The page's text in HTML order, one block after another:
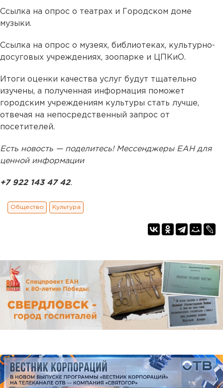
Ссылка на опрос о театрах и Городском доме
музыки.
Ссылка на опрос о музеях, библиотеках, культурно-
досуговых учреждениях, зоопарке и ЦПКиО.
Итоги оценки качества услуг будут тщательно
изучены, а полученная информация поможет
городским учреждениям культуры стать лучше,
отвечая на непосредственный запрос от
посетителей.
Есть новость — поделитесь! Мессенджеры ЕАН для
ценной информации
+7 922 143 47 42.
Общество Культура